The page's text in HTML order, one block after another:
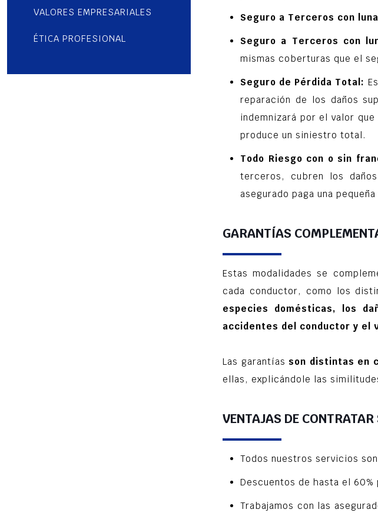
VALORES EMPRESARIALES
ÉTICA PROFESIONAL
Seguro a Terceros con
Seguro a Terceros con
mismas coberturas que el
Seguro de Pérdida Total:
reparación de los daños
indemnizará por el valor
produce un siniestro total.
Todo Riesgo con o sin
terceros, cubren los
asegurado paga una
GARANTÍAS
Estas modalidades se
cada conductor, como los
especies domésticas, los
accidentes del conductor y el
Las garantías son distintas en
ellas, explicándole las
VENTAJAS DE
Todos nuestros servicios
Descuentos de hasta el
Trabajamos con las